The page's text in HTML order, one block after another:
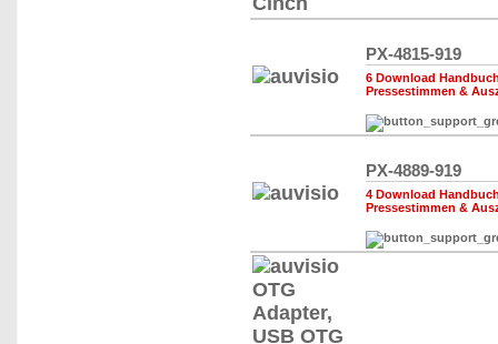
PX-4815-919
6 Download
Pressestimmen &
PX-4889-919
4 Download
Pressestimmen &